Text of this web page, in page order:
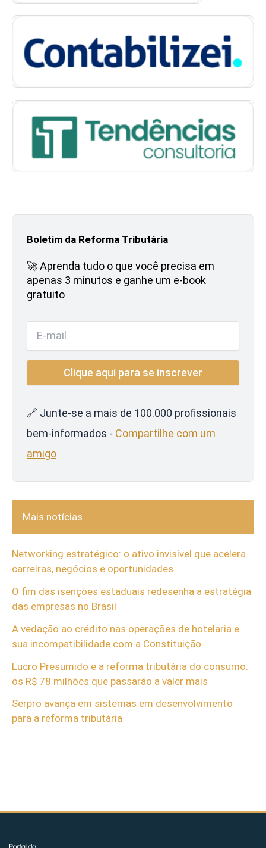
Boletim da Reforma Tributária
🚀 Aprenda tudo o que você precisa em
apenas 3 minutos e ganhe um e-book
gratuito
🔗 Junte-se a mais de 100.000 profissionais
bem-informados - Compartilhe com um
amigo
Mais notícias
Networking estratégico: o ativo invisível que acelera
carreiras, negócios e oportunidades
O fim das isenções estaduais redesenha a estratégia
das empresas no Brasil
A vedação ao crédito nas operações de hotelaria e
sua incompatibilidade com a Constituição
Lucro Presumido e a reforma tributária do consumo:
os R$ 78 milhões que passarão a valer mais
Serpro avança em sistemas em desenvolvimento
para a reforma tributária